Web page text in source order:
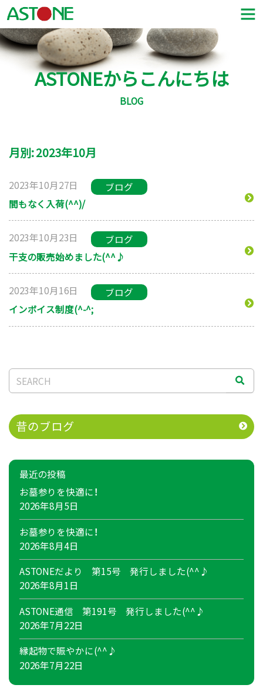
ASTONEからこんにちは
BLOG
月別: 2023年10月
2023年10月27日
ブログ
間もなく入荷(^^)/
2023年10月23日
ブログ
干支の販売始めました(^^♪
2023年10月16日
ブログ
インボイス制度(^-^;
昔のブログ
最近の投稿
お墓参りを快適に！
2026年8月5日
お墓参りを快適に！
2026年8月4日
ASTONEだより 第15号 発行しました(^^♪
2026年8月1日
ASTONE通信 第191号 発行しました(^^♪
2026年7月22日
縁起物で賑やかに(^^♪
2026年7月22日